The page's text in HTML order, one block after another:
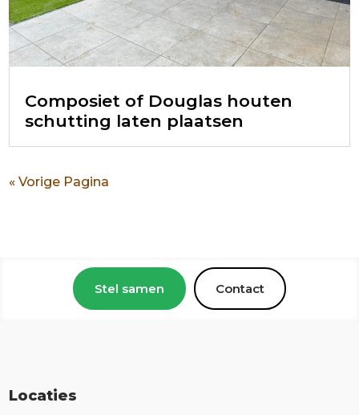
Composiet of Douglas houten
schutting laten plaatsen
« Vorige Pagina
Stel samen Contact
Locaties